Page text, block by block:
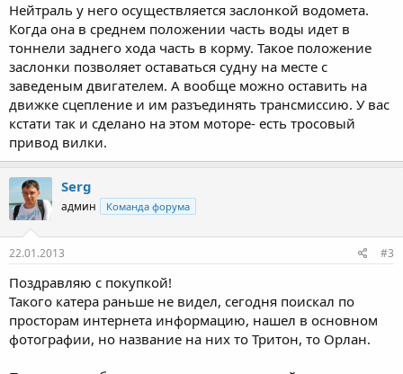
Нейтраль у него осуществляется заслонкой водомета.
Когда она в среднем положении часть воды идет в
тоннели заднего хода часть в корму. Такое положение
заслонки позволяет оставаться судну на месте с
заведеным двигателем. А вообще можно оставить на
движке сцепление и им разъединять трансмиссию. У вас
кстати так и сделано на этом моторе- есть тросовый
привод вилки.
Serg
админ Команда форума
22.01.2013 #3
Поздравляю с покупкой!
Такого катера раньше не видел, сегодня поискал по
просторам интернета информацию, нашел в основном
фотографии, но название на них то Тритон, то Орлан.